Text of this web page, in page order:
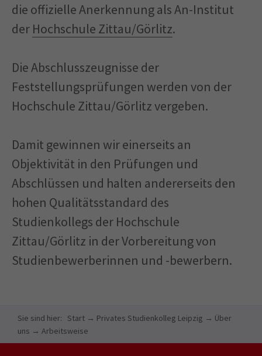
die offizielle Anerkennung als An-Institut
der Hochschule Zittau/Görlitz.
Die Abschlusszeugnisse der
Feststellungsprüfungen werden von der
Hochschule Zittau/Görlitz vergeben.
Damit gewinnen wir einerseits an
Objektivität in den Prüfungen und
Abschlüssen und halten andererseits den
hohen Qualitätsstandard des
Studienkollegs der Hochschule
Zittau/Görlitz in der Vorbereitung von
Studienbewerberinnen und -bewerbern.
Sie sind hier: Start → Privates Studienkolleg Leipzig → Über
uns → Arbeitsweise